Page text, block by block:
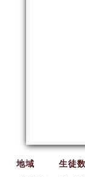
地域 生徒数